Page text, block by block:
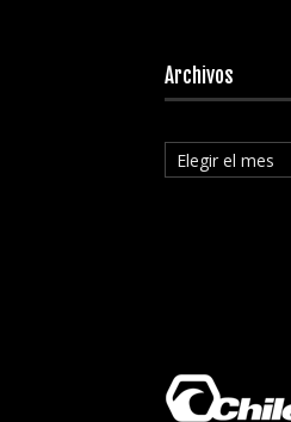
Archivos
Archivos